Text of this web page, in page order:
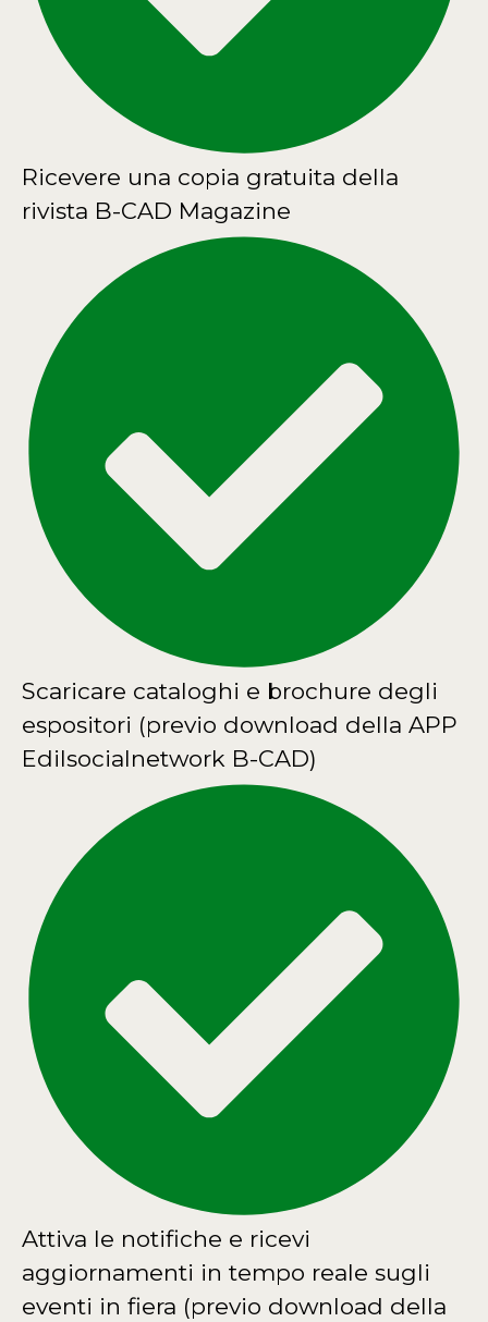
Ricevere una copia gratuita della
rivista B-CAD Magazine
Scaricare cataloghi e brochure degli
espositori (previo download della APP
Edilsocialnetwork B-CAD)
Attiva le notifiche e ricevi
aggiornamenti in tempo reale sugli
eventi in fiera (previo download della